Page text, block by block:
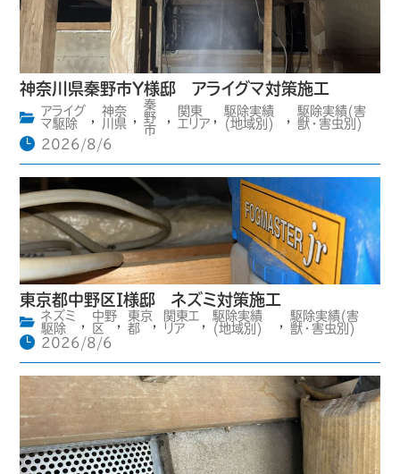
神奈川県秦野市Y様邸 アライグマ対策施工
アライグ
マ駆除
,
神奈
川県 ,
秦
野
市
,
関東
エリア ,
駆除実績
(地域別)
,
駆除実績(害
獣・害虫別)
2026/8/6
東京都中野区I様邸 ネズミ対策施工
ネズミ
駆除
,
中野
区
,
東京
都
,
関東エ
リア
,
駆除実績
(地域別)
,
駆除実績(害
獣・害虫別)
2026/8/6